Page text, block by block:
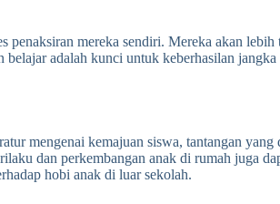
mereka sendiri. Mereka akan
adalah kunci untuk keberhasilan
mengenai kemajuan siswa, tantangan
dan perkembangan anak di rumah juga
hobi anak di luar sekolah.